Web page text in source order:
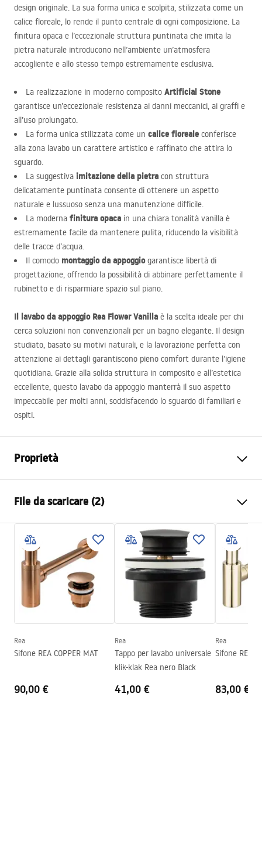
design originale. La sua forma unica e scolpita, stilizzata come un
calice floreale, lo rende il punto centrale di ogni composizione. La
finitura opaca e l’eccezionale struttura puntinata che imita la
pietra naturale introducono nell’ambiente un’atmosfera
accogliente e allo stesso tempo estremamente esclusiva.
La realizzazione in moderno composito Artificial Stone
garantisce un’eccezionale resistenza ai danni meccanici, ai graffi e
all’uso prolungato.
La forma unica stilizzata come un calice floreale conferisce
alla zona lavabo un carattere artistico e raffinato che attira lo
sguardo.
La suggestiva imitazione della pietra con struttura
delicatamente puntinata consente di ottenere un aspetto
naturale e lussuoso senza una manutenzione difficile.
La moderna finitura opaca in una chiara tonalità vanilla è
estremamente facile da mantenere pulita, riducendo la visibilità
delle tracce d’acqua.
Il comodo montaggio da appoggiogarantisce libertà di
progettazione, offrendo la possibilità di abbinare perfettamente il
rubinetto e di risparmiare spazio sul piano.
Il lavabo da appoggio Rea Flower Vanilla è la scelta ideale per chi
cerca soluzioni non convenzionali per un bagno elegante. Il design
studiato, basato su motivi naturali, e la lavorazione perfetta con
attenzione ai dettagli garantiscono pieno comfort durante l’igiene
quotidiana. Grazie alla solida struttura in composito e all’estetica
eccellente, questo lavabo da appoggio manterrà il suo aspetto
impeccabile per molti anni, soddisfacendo lo sguardo di familiari e
ospiti.
Proprietà
Materiale
composita)
Colore
Beige, Effetto pietra
Finitura
Opaco
Lunghezza
475
170mm
Foro rubinetto
NO
NO
File da scaricare (2)
Istruzioni di montaggio
Basin.pdf
Condizioni di garanzia
Warranty_Terms_and_Conditions_Basins_-_5.pdf
Rea
Sifone REA COPPER MAT
90,00 €
Rea
Tappo per lavabo universale
klik-klak Rea nero Black
41,00 €
Rea
Sifone REA
83,00 €